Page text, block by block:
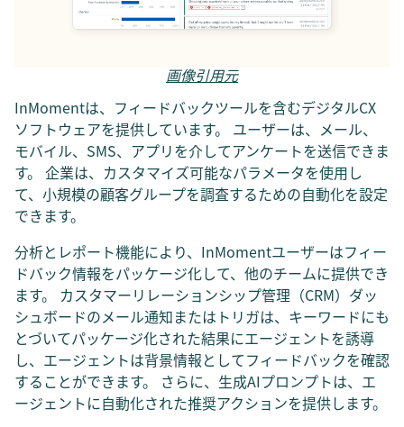
画像引用元
InMomentは、フィードバックツールを含むデジタルCX
ソフトウェアを提供しています。 ユーザーは、メール、
モバイル、SMS、アプリを介してアンケートを送信できま
す。 企業は、カスタマイズ可能なパラメータを使用し
て、小規模の顧客グループを調査するための自動化を設定
できます。
分析とレポート機能により、InMomentユーザーはフィー
ドバック情報をパッケージ化して、他のチームに提供でき
ます。 カスタマーリレーションシップ管理（CRM）ダッ
シュボードのメール通知またはトリガは、キーワードにも
とづいてパッケージ化された結果にエージェントを誘導
し、エージェントは背景情報としてフィードバックを確認
することができます。 さらに、生成AIプロンプトは、エ
ージェントに自動化された推奨アクションを提供します。